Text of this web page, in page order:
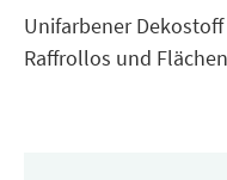
Unifarbener
Raffrollos und